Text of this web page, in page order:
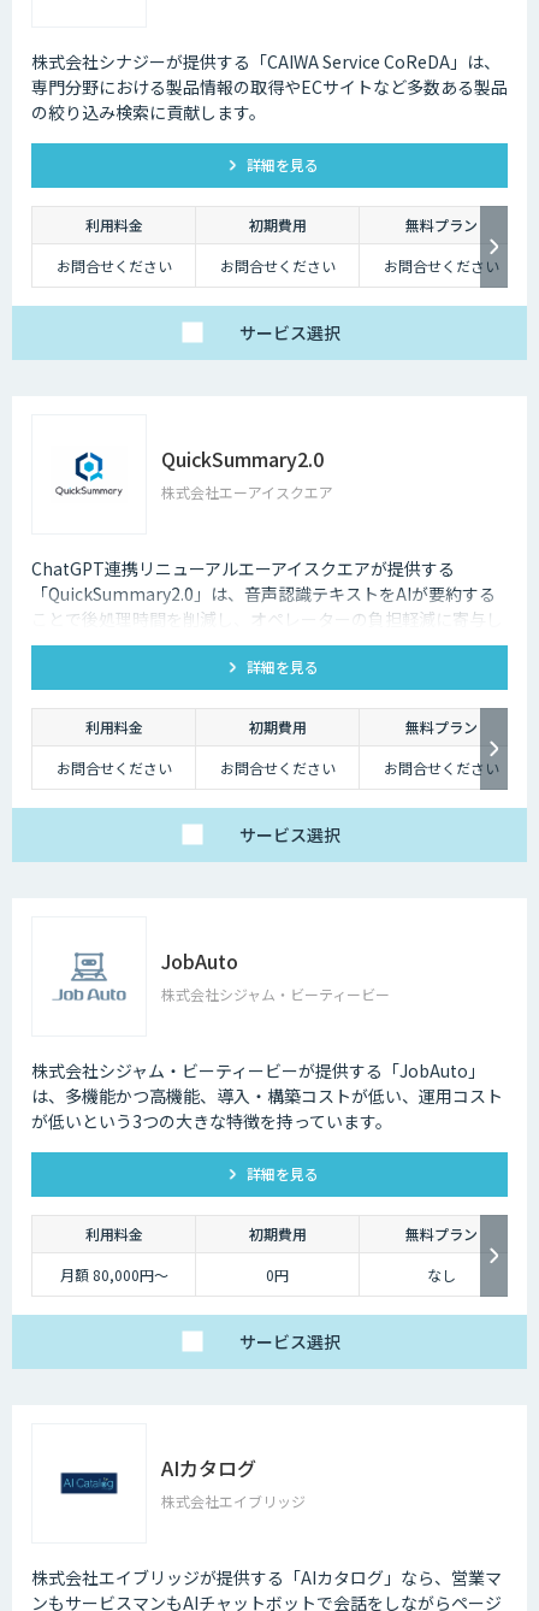
株式会社シナジーが提供する「CAIWA Service CoReDA」は、
専⾨分野における製品情報の取得やECサイトなど多数ある製品
の絞り込み検索に貢献します。
詳細を見る
利用料金 初期費用
無料プラン
お問合せください
お問合せください お問合せください
サービス選択
QuickSummary2.0
株式会社エーアイスクエア
ChatGPT連携リニューアルエーアイスクエアが提供する
「QuickSummary2.0」は、音声認識テキストをAIが要約する
ことで後処理時間を削減し、オペレーターの負担軽減に寄与し
ます。リニューアル版としてChatGPTを連携し、生成要約が可
詳細を見る
利用料金 初期費用
無料プラン
お問合せください
お問合せください お問合せください
サービス選択
JobAuto
株式会社シジャム・ビーティービー
株式会社シジャム・ビーティービーが提供する「JobAuto」
は、多機能かつ高機能、導入・構築コストが低い、運用コスト
が低いという3つの大きな特徴を持っています。
詳細を見る
利用料金 初期費用
無料プラン
月額 80,000円～
0円 なし
サービス選択
AIカタログ
株式会社エイブリッジ
株式会社エイブリッジが提供する「AIカタログ」なら、営業マ
ンもサービスマンもAIチャットボットで会話をしながらページ